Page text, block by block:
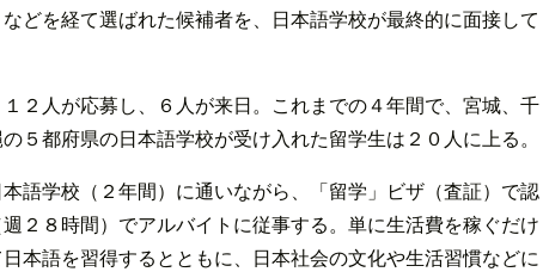
どを経て選ばれた候補者を、日本語学校が最終的に面接して
２人が応募し、６人が来日。これまでの４年間で、宮城、千
５都府県の日本語学校が受け入れた留学生は２０人に上る。
語学校（２年間）に通いながら、「留学」ビザ（査証）で認
２８時間）でアルバイトに従事する。単に生活費を稼ぐだけ
本語を習得するとともに、日本社会の文化や生活習慣などに